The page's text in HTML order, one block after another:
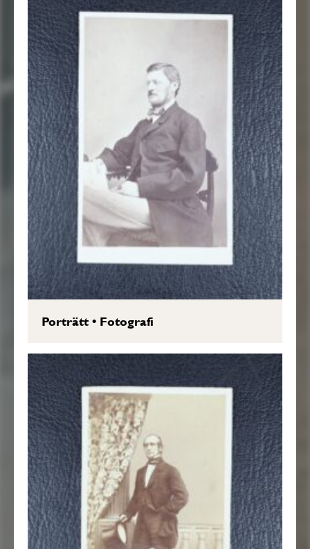
Porträtt• Fotografi